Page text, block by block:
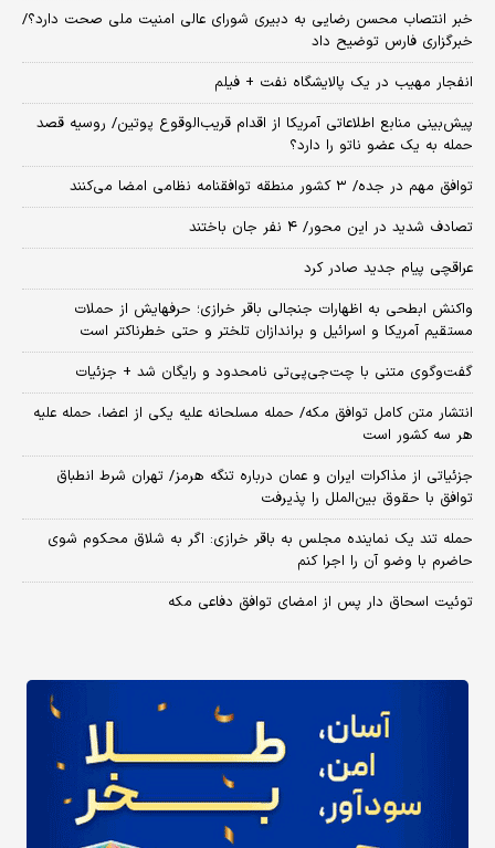
خبر انتصاب محسن رضایی به دبیری شورای عالی امنیت ملی صحت دارد؟/
خبرگزاری فارس توضیح داد
انفجار مهیب در یک پالایشگاه نفت + فیلم
پیش‌بینی منابع اطلاعاتی آمریکا از اقدام قریب‌الوقوع پوتین/ روسیه قصد
حمله به یک عضو ناتو را دارد؟
توافق مهم در جده/ ۳ کشور منطقه توافقنامه نظامی امضا می‌کنند
تصادف شدید در این محور/ ۴ نفر جان باختند
عراقچی پیام جدید صادر کرد
واکنش ابطحی به اظهارات جنجالی باقر خرازی؛ حرفهایش از حملات
مستقیم آمریکا و اسرائیل و براندازان تلختر و حتی خطرناکتر است
گفت‌وگوی متنی با چت‌جی‌پی‌تی نامحدود و رایگان شد + جزئیات
انتشار متن کامل توافق مکه/ حمله مسلحانه علیه یکی از اعضا، حمله علیه
هر سه کشور است
جزئیاتی از مذاکرات ایران و عمان درباره تنگه هرمز/ تهران شرط انطباق
توافق با حقوق بین‌الملل را پذیرفت
حمله تند یک نماینده مجلس به باقر خرازی: اگر به شلاق محکوم شوی
حاضرم با وضو آن را اجرا کنم
توئیت اسحاق دار پس از امضای توافق دفاعی مکه